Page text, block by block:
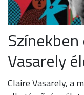
Vasarely
Claire Vasarely, a